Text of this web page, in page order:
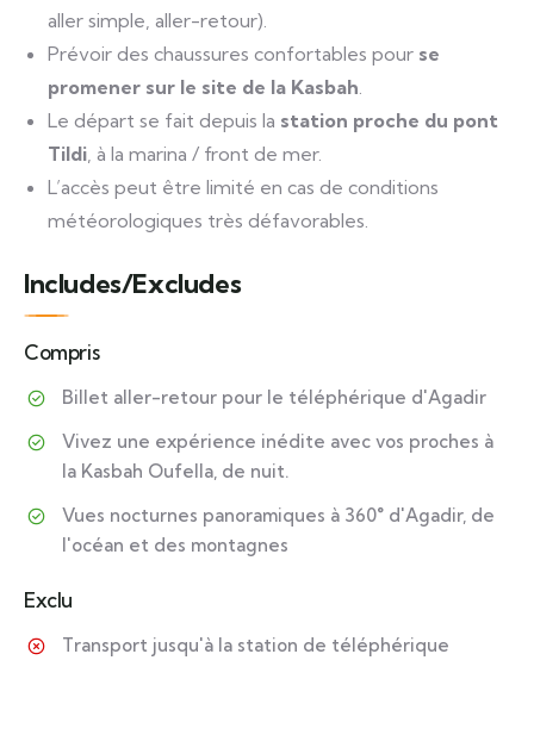
aller simple, aller-retour).
Prévoir des chaussures confortables pour se
promener sur le site de la Kasbah
Le départ se fait depuis la station proche du pont
Tildi , à la marina / front de mer.
L’accès peut être limité en cas de conditions
météorologiques très défavorables.
Includes/Excludes
Compris
Billet aller-retour pour le téléphérique d'Agadir
Vivez une expérience inédite avec vos proches à
la Kasbah Oufella, de nuit.
Vues nocturnes panoramiques à 360° d'Agadir, de
l'océan et des montagnes
Exclu
Transport jusqu'à la station de téléphérique